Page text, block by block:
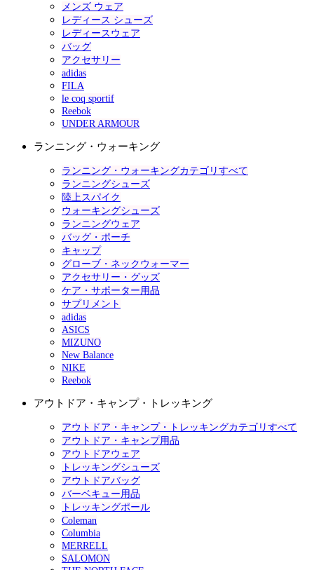
メンズ ウェア
レディース シューズ
レディースウェア
バッグ
アクセサリー
adidas
FILA
le coq sportif
Reebok
UNDER ARMOUR
ランニング・ウォーキング
ランニング・ウォーキングカテゴリすべて
ランニングシューズ
陸上スパイク
ウォーキングシューズ
ランニングウェア
バッグ・ポーチ
キャップ
グローブ・ネックウォーマー
アクセサリー・グッズ
ケア・サポーター用品
サプリメント
adidas
ASICS
MIZUNO
New Balance
NIKE
Reebok
アウトドア・キャンプ・トレッキング
アウトドア・キャンプ・トレッキングカテゴリすべて
アウトドア・キャンプ用品
アウトドアウェア
トレッキングシューズ
アウトドアバッグ
バーベキュー用品
トレッキングポール
Coleman
Columbia
MERRELL
SALOMON